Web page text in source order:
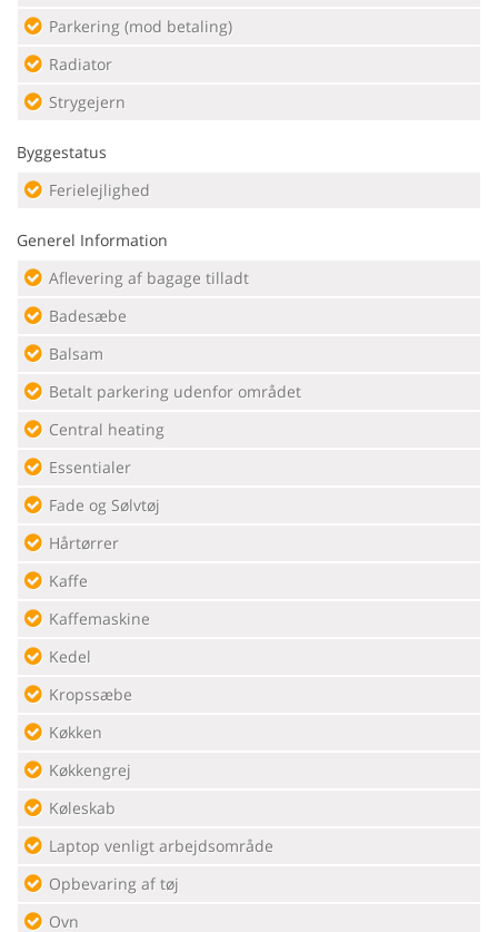
Parkering (mod betaling)
Radiator
Strygejern
Byggestatus
Ferielejlighed
Generel Information
Aflevering af bagage tilladt
Badesæbe
Balsam
Betalt parkering udenfor området
Central heating
Essentialer
Fade og Sølvtøj
Hårtørrer
Kaffe
Kaffemaskine
Kedel
Kropssæbe
Køkken
Køkkengrej
Køleskab
Laptop venligt arbejdsområde
Opbevaring af tøj
Ovn